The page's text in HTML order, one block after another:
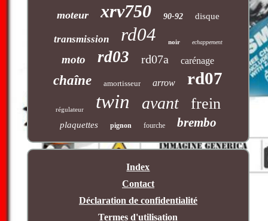
moteur xrv750 90-92 disque
transmission rd04 noir echappement
moto rd03 rd07a carénage
chaîne amortisseur arrow rd07
régulateur twin avant frein
plaquettes pignon fourche brembo
Index
Contact
Déclaration de confidentialité
Termes d'utilisation